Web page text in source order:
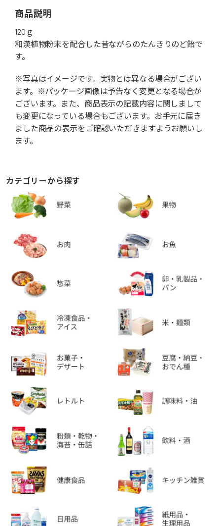
商品説明
120ｇ
和漢植物粉末を配合した昔ながらのたんきりのど飴で
す。
※写真はイメージです。実物とは異なる場合がござい
ます。※パッケージ画像は予告なく変更となる場合が
ございます。また、商品表示の記載内容に関しまして
も変更になっている場合もございます。お手元に届き
ました商品の表示をご確認いただきますようお願いし
ます。
カテゴリーから探す